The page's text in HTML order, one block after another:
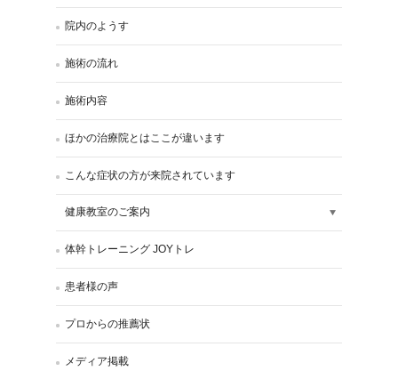
院内のようす
施術の流れ
施術内容
ほかの治療院とはここが違います
こんな症状の方が来院されています
健康教室のご案内
体幹トレーニング JOYトレ
患者様の声
プロからの推薦状
メディア掲載